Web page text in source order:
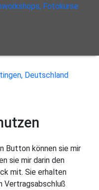
Button können sie mir
sie mir darin den
mit. Sie erhalten
Vertragsabschluß